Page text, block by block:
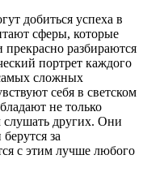
добиться успеха в
сферы, которые
разбираются
портрет каждого
сложных
себя в светском
не только
других. Они
за
с этим лучше любого